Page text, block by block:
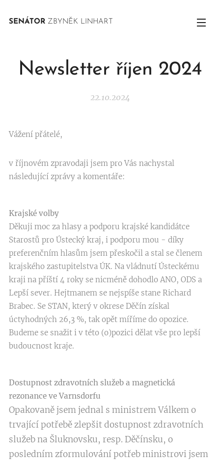
SENÁTOR ZBYNĚK LINHART
Newsletter říjen 2024
22.10.2024
Vážení přátelé,
v říjnovém zpravodaji jsem pro Vás nachystal
následující zprávy a komentáře:
Krajské volby
Děkuji moc za hlasy a podporu krajské kandidátce
Starostů pro Ústecký kraj, i podporu mou - díky
preferenčním hlasům jsem přeskočil a stal se členem
krajského zastupitelstva ÚK. Na vládnutí Ústeckému
kraji na příští 4 roky se nicméně dohodlo ANO, ODS a
Lepší sever. Hejtmanem se nejspíše stane Richard
Brabec. Se STAN, který v okrese Děčín získal
úctyhodných 26,3 %, tak opět míříme do opozice.
Budeme se snažit i v této (o)pozici dělat vše pro lepší
budoucnost kraje.
Dostupnost zdravotních služeb a magnetická
rezonance ve Varnsdorfu
Opakovaně jsem jednal s ministrem Válkem o
trvající potřebě zlepšit dostupnost zdravotních
služeb na Šluknovsku, resp. Děčínsku, o
posledním zformulování potřeb ministrovi jsem